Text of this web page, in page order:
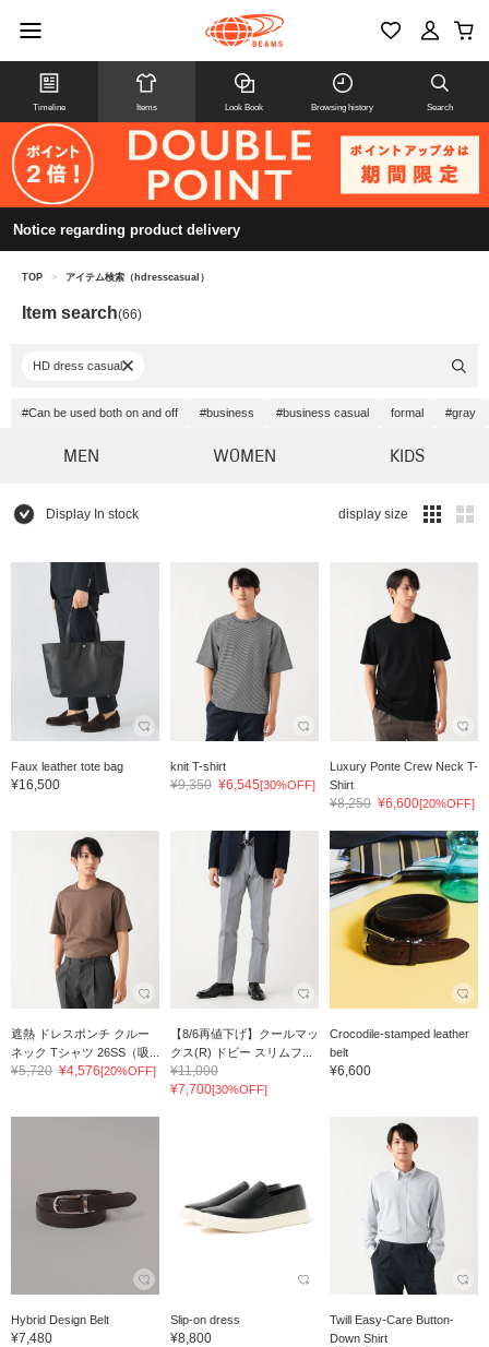
Timeline Items Look Book Browsing history Search
Notice regarding product delivery
TOP > アイテム検索（hdresscasual）
Item search(66)
HD dress casual
#Can be used both on and off #business #business casual formal #gray
MEN WOMEN KIDS
Display In stock display size
Faux leather tote bag
¥16,500
knit T-shirt
¥9,350 ¥6,545[30%OFF]
Luxury Ponte Crew Neck T-
Shirt
¥8,250 ¥6,600[20%OFF]
遮熱 ドレスポンチ クルー
ネック Tシャツ 26SS（吸...
¥5,720 ¥4,576[20%OFF]
【8/6再値下げ】クールマッ
クス(R) ドビー スリムフ...
¥11,000
¥7,700[30%OFF]
Crocodile-stamped leather
belt
¥6,600
Hybrid Design Belt
¥7,480
Slip-on dress
¥8,800
Twill Easy-Care Button-
Down Shirt